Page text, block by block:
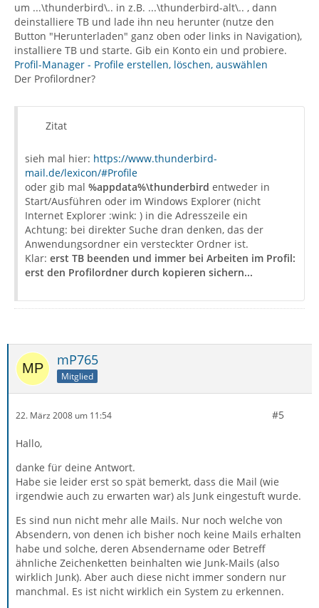
um ...\thunderbird\.. in z.B. ...\thunderbird-alt\.. , dann
deinstalliere TB und lade ihn neu herunter (nutze den
Button "Herunterladen" ganz oben oder links in Navigation),
installiere TB und starte. Gib ein Konto ein und probiere.
Profil-Manager - Profile erstellen, löschen, auswählen
Der Profilordner?
Zitat
sieh mal hier: https://www.thunderbird-
mail.de/lexicon/#Profile
oder gib mal %appdata%\thunderbird entweder in
Start/Ausführen oder im Windows Explorer (nicht
Internet Explorer :wink: ) in die Adresszeile ein
Achtung: bei direkter Suche dran denken, das der
Anwendungsordner ein versteckter Ordner ist.
Klar: erst TB beenden und immer bei Arbeiten im Profil:
erst den Profilordner durch kopieren sichern...
mP765
Mitglied
22. März 2008 um 11:54 #5
Hallo,
danke für deine Antwort.
Habe sie leider erst so spät bemerkt, dass die Mail (wie
irgendwie auch zu erwarten war) als Junk eingestuft wurde.
Es sind nun nicht mehr alle Mails. Nur noch welche von
Absendern, von denen ich bisher noch keine Mails erhalten
habe und solche, deren Absendername oder Betreff
ähnliche Zeichenketten beinhalten wie Junk-Mails (also
wirklich Junk). Aber auch diese nicht immer sondern nur
manchmal. Es ist nicht wirklich ein System zu erkennen.